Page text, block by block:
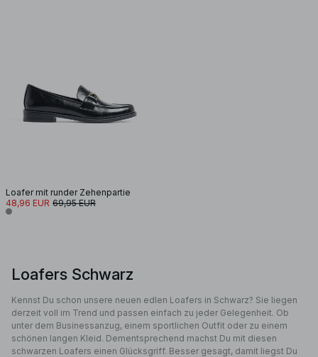
Loafer mit runder Zehenpartie
48,96 EUR 69,95 EUR
Loafers Schwarz
Kennst Du schon unsere neuen edlen Loafers in Schwarz? Sie liegen
derzeit voll im Trend und passen einfach zu jeder Gelegenheit. Ob
unter dem Businessanzug, einem sportlichen Outfit oder zu einem
schönen langen Kleid. Dementsprechend machst Du mit diesen
schwarzen Loafers einen Glücksgriff. Besser gesagt, damit liegst Du